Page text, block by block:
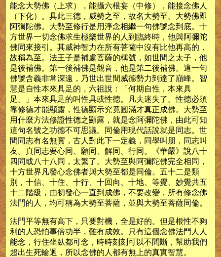
能念大勢佛（上求），能攝六根妄（中修），能接念佛人
（下化）。具此三德，威勢之至，故名大勢至。大勢佛即
阿彌陀佛。大勢至修行是用淨念相繼一句佛號念到底。十
方世界一切念佛求生極樂世界的人到臨終時，他與阿彌陀
佛同來接引。其威神智力在所有菩薩中沒有比他再高的，
故稱為至。法王子是補處菩薩的稱號，如世間之太子，他
是後補佛。第一後補佛是觀音，他是第二後補佛。這一句
佛號含義非常深遠，乃世出世間威德勢力到達了巔峰。智
慧是自性本來具足的，六祖說：「何期自性，本來具
足。」本來具足的叫性具或性德。凡夫迷失了。性德必須
靠修德才能顯露，性德顯示究竟圓滿才真正成佛。大勢至
用什麼方法修證性德之顯露，就是念阿彌陀佛，由此可知
這句名號之功德不可思議。同倫用現代話說就是同志。世
間同志有名無實，古人對此下一定義，同學叫朋，同志叫
友。真同志要心同、願同、解同、行同。《華嚴》說八十
四同或八十八同，太繁了。大勢至與阿彌陀佛完全相同，
十方世界凡發心念佛者與大勢至都是同倫。五十二是類
別，十信、十住、十行、十回向、十地、等覺、妙覺共五
十二階級，由初發心一直到成佛，不要改變，所有修念佛
法門的人，均可稱為大勢至菩薩，並與大勢至菩薩同倫。
法門平等無有高下，只要對機，全是好的。但是根性不夠
利的人恐怕事倍功半，難有成效。只有這個念佛法門人人
能念，行住坐臥都可念，時時刻刻可以不間斷，幫助我們
超出生死輪迴，所以念佛的人都有無上的真實智慧。